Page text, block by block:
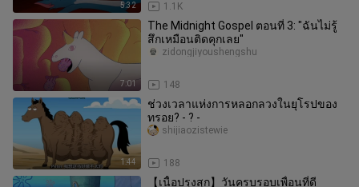
5:32 1.1K
7:01
The Midnight Gospel ตอนที่ 3: "ฉันไม่รู้
สึกเหมือนติดคุกเลย"
148
zidongjiyoushengshu
1:44
ช่วงเวลาแห่งการหลอกลวงในยุโรปของ
ทรอย? - ? -
188
shijiaozistewie
【เนื้อปรุงสุก】วันครบรอบเพื่อนที่ดี